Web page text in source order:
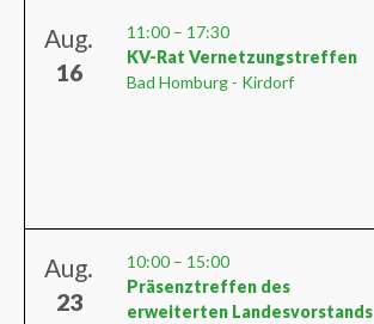
Aug.
16
11:00 – 17:30
KV-Rat Vernetzungstreffen
Bad Homburg - Kirdorf
Aug.
23
10:00 – 15:00
Präsenztreffen des
erweiterten Landesvorstands